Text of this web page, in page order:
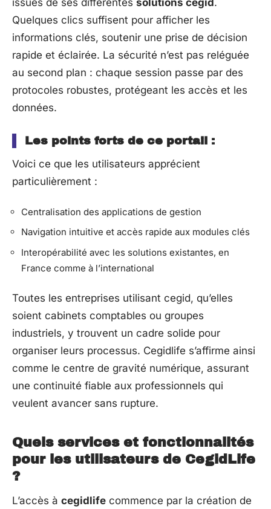
issues de ses différentes solutions cegid.
Quelques clics suffisent pour afficher les
informations clés, soutenir une prise de décision
rapide et éclairée. La sécurité n’est pas reléguée
au second plan : chaque session passe par des
protocoles robustes, protégeant les accès et les
données.
Les points forts de ce portail :
Voici ce que les utilisateurs apprécient
particulièrement :
Centralisation des applications de gestion
Navigation intuitive et accès rapide aux modules clés
Interopérabilité avec les solutions existantes, en
France comme à l’international
Toutes les entreprises utilisant cegid, qu’elles
soient cabinets comptables ou groupes
industriels, y trouvent un cadre solide pour
organiser leurs processus. Cegidlife s’affirme ainsi
comme le centre de gravité numérique, assurant
une continuité fiable aux professionnels qui
veulent avancer sans rupture.
Quels services et fonctionnalités
pour les utilisateurs de CegidLife
?
L’accès à cegidlife commence par la création de